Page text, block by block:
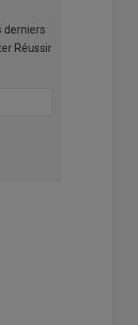
derniers
Réussir